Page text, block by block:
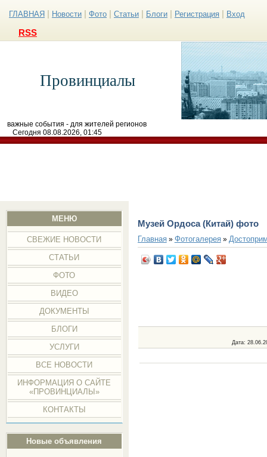
ГЛАВНАЯ Новости Фото Статьи Блоги Регистрация Вход
RSS
Провинциалы
важные события - для жителей регионов
Сегодня 08.08.2026, 01:45
МЕНЮ
СВЕЖИЕ НОВОСТИ
СТАТЬИ
ФОТО
ВИДЕО
ДОКУМЕНТЫ
БЛОГИ
УСЛУГИ
ВСЕ НОВОСТИ
ИНФОРМАЦИЯ О САЙТЕ
«ПРОВИНЦИАЛЫ»
КОНТАКТЫ
Новые объявления
Музей Ордоса (Китай) фото
Главная» Фотогалерея»
Дата: